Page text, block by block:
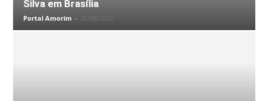
Silva em Brasília
Portal Amorim - 06/08/2026